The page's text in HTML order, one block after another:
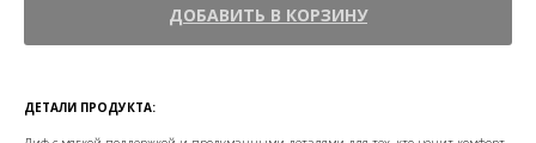
ДОБАВИТЬ В КОРЗИНУ
ДЕТАЛИ ПРОДУКТА: